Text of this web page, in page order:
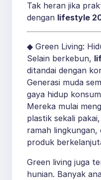
Tak heran jika
dengan lifestyle
◆ Green Living:
Selain berkebun,
ditandai dengan
Generasi muda
gaya hidup
Mereka mulai
plastik sekali
ramah lingkungan,
produk
Green living juga
hunian. Banyak